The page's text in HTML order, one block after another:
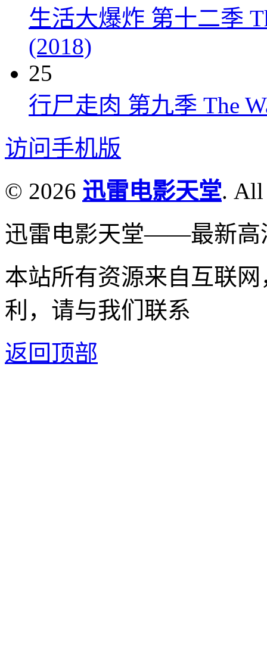
生活大爆炸 第十二季
(2018)
25
行尸走肉 第九季 The
访问手机版
© 2026 迅雷电影天堂. All
迅雷电影天堂——最新高
本站所有资源来自互联
利，请与我们联系
返回顶部